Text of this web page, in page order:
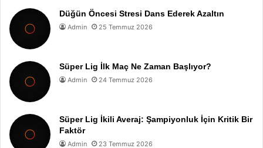
Düğün Öncesi Stresi Dans Ederek Azaltın
Admin 25 Temmuz 2026
Süper Lig İlk Maç Ne Zaman Başlıyor?
Admin 24 Temmuz 2026
Süper Lig İkili Averaj: Şampiyonluk İçin Kritik Bir
Faktör
Admin 23 Temmuz 2026